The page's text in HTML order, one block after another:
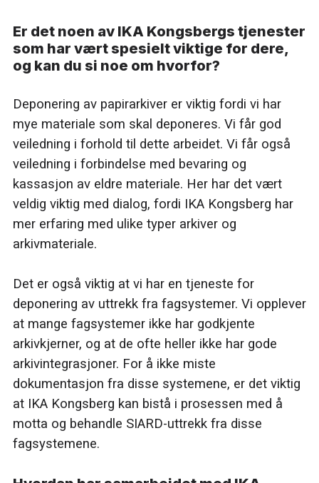
Er det noen av IKA Kongsbergs tjenester
som har vært spesielt viktige for dere,
og kan du si noe om hvorfor?
Deponering av papirarkiver er viktig fordi vi har
mye materiale som skal deponeres. Vi får god
veiledning i forhold til dette arbeidet. Vi får også
veiledning i forbindelse med bevaring og
kassasjon av eldre materiale. Her har det vært
veldig viktig med dialog, fordi IKA Kongsberg har
mer erfaring med ulike typer arkiver og
arkivmateriale.
Det er også viktig at vi har en tjeneste for
deponering av uttrekk fra fagsystemer. Vi opplever
at mange fagsystemer ikke har godkjente
arkivkjerner, og at de ofte heller ikke har gode
arkivintegrasjoner. For å ikke miste
dokumentasjon fra disse systemene, er det viktig
at IKA Kongsberg kan bistå i prosessen med å
motta og behandle SIARD-uttrekk fra disse
fagsystemene.